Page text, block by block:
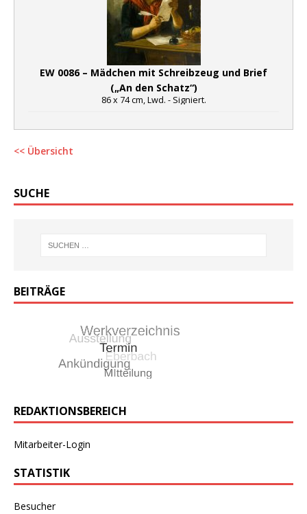
EW 0086 – Mädchen mit Schreibzeug und Brief
(„An den Schatz“)
86 x 74 cm, Lwd. - Signiert.
<< Übersicht
SUCHE
BEITRÄGE
REDAKTIONSBEREICH
Mitarbeiter-Login
STATISTIK
Besucher